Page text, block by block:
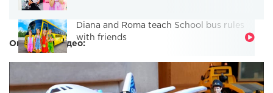
Diana and Roma teach School bus rules
with friends
Описание видео: